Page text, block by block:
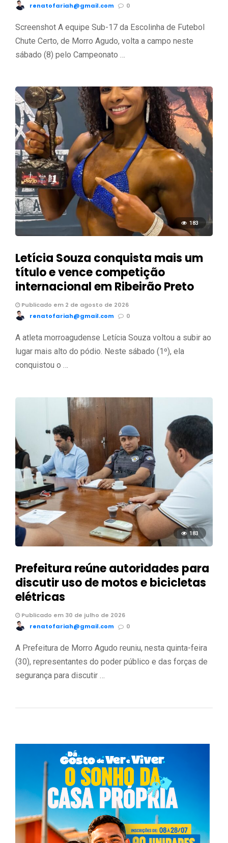
renatofariah@gmail.com 0
Screenshot A equipe Sub-17 da Escolinha de Futebol
Chute Certo, de Morro Agudo, volta a campo neste
sábado (8) pelo Campeonato …
183
Letícia Souza conquista mais um
título e vence competição
internacional em Ribeirão Preto
Publicado em 2 de agosto de 2026
renatofariah@gmail.com
0
A atleta morroagudense Letícia Souza voltou a subir ao
lugar mais alto do pódio. Neste sábado (1º), ela
conquistou o …
183
Prefeitura reúne autoridades para
discutir uso de motos e bicicletas
elétricas
Publicado em 30 de julho de 2026
renatofariah@gmail.com
0
A Prefeitura de Morro Agudo reuniu, nesta quinta-feira
(30), representantes do poder público e das forças de
segurança para discutir …